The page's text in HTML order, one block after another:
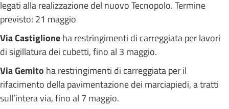
legati alla realizzazione del nuovo Tecnopolo. Termine
previsto: 21 maggio
Via Castiglioneha restringimenti di carreggiata per lavori
di sigillatura dei cubetti, fino al 3 maggio.
Via Gemito ha restringimenti di carreggiata per il
rifacimento della pavimentazione dei marciapiedi, a tratti
sull’intera via, fino al 7 maggio.